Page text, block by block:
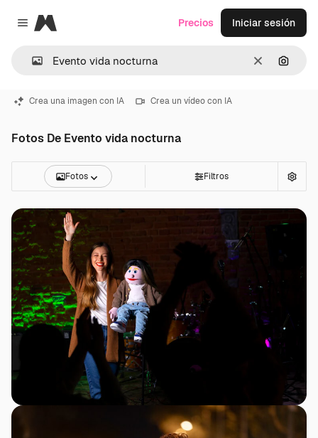
Close menu
Magnific
Borrar
Precios Iniciar sesión
Crea una imagen con IA Crea un vídeo con IA
Fotos De Evento vida nocturna
Fotos Filtros